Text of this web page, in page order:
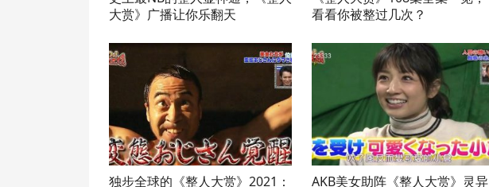
大赏》广播让你乐翻天
看看你被整过几次？
独步全球的《整人大赏》2021： AKB美女助阵《整人大赏》灵异